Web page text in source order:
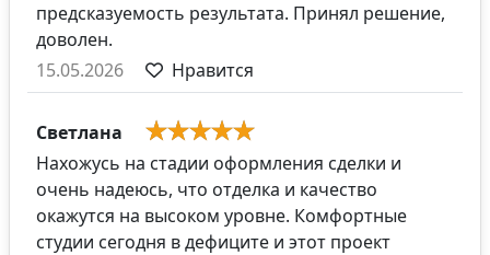
предсказуемость результата. Принял решение,
доволен.
15.05.2026
Нравится
Светлана
Нахожусь на стадии оформления сделки и
очень надеюсь, что отделка и качество
окажутся на высоком уровне. Комфортные
студии сегодня в дефиците и этот проект